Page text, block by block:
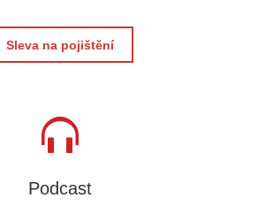
Sleva na pojištění
Podcast